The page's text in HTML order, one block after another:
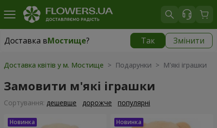
Доставка вМостище? Так Змінити
Доставка вМостище|
Доставка квітів у м. Мостище > Подарунки > М'які іграшки
Замовити м'які іграшки
Сортування: дешевше дорожче популярні